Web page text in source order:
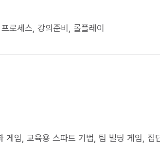
비, 롤플레이                       
게임, 교육용 스파트 기법, 팀 빌딩 게임, 집